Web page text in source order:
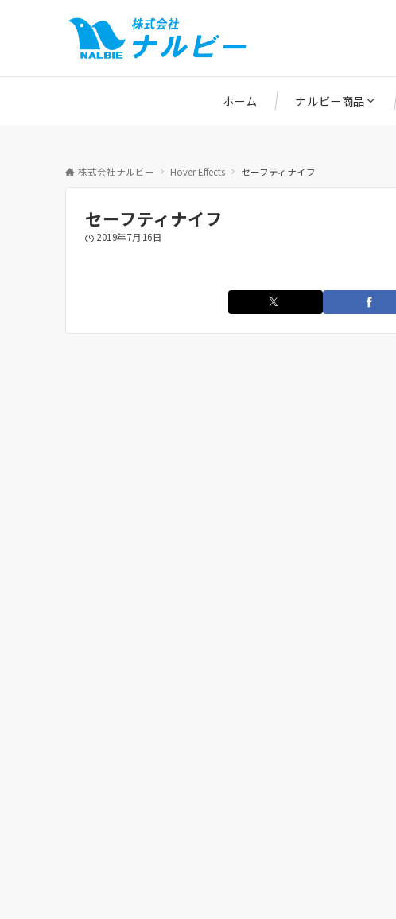
ホーム ナルビー商品
株式会社ナルビー Hover Effects セーフティナイフ
セーフティナイフ
2019年7月16日